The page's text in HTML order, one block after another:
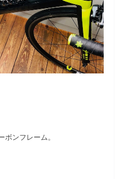
ボンフレーム。